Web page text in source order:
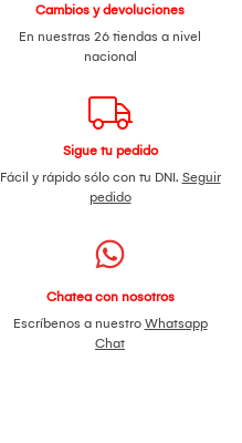
Cambios y devoluciones
En nuestras 26 tiendas a nivel
nacional
Sigue tu pedido
Fácil y rápido sólo con tu DNI. Seguir
pedido
Chatea con nosotros
Escríbenos a nuestro Whatsapp
Chat